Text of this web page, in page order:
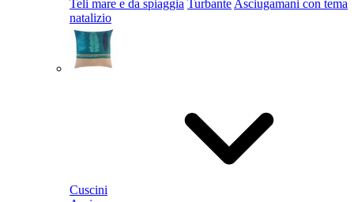
Teli mare e da spiaggia Turbante Asciugamani con tema
natalizio
Cuscini